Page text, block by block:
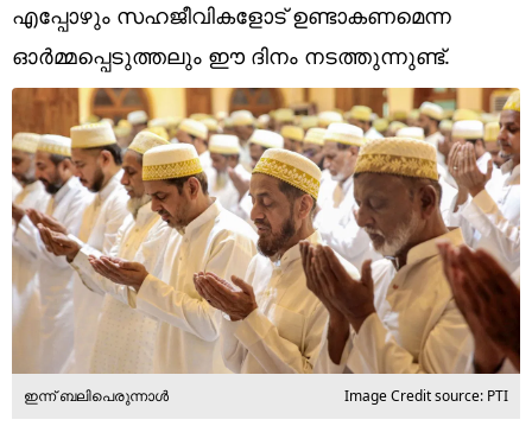
Photo
Short Videos
എപ്പോഴും സഹജീവികളോട് ഉണ്ടാകണമെന്ന
ഓര്‍മ്മപ്പെടുത്തലും ഈ ദിനം നടത്തുന്നുണ്ട്.
ഇന്ന് ബലിപെരുന്നാള്‍ Image Credit source: PTI